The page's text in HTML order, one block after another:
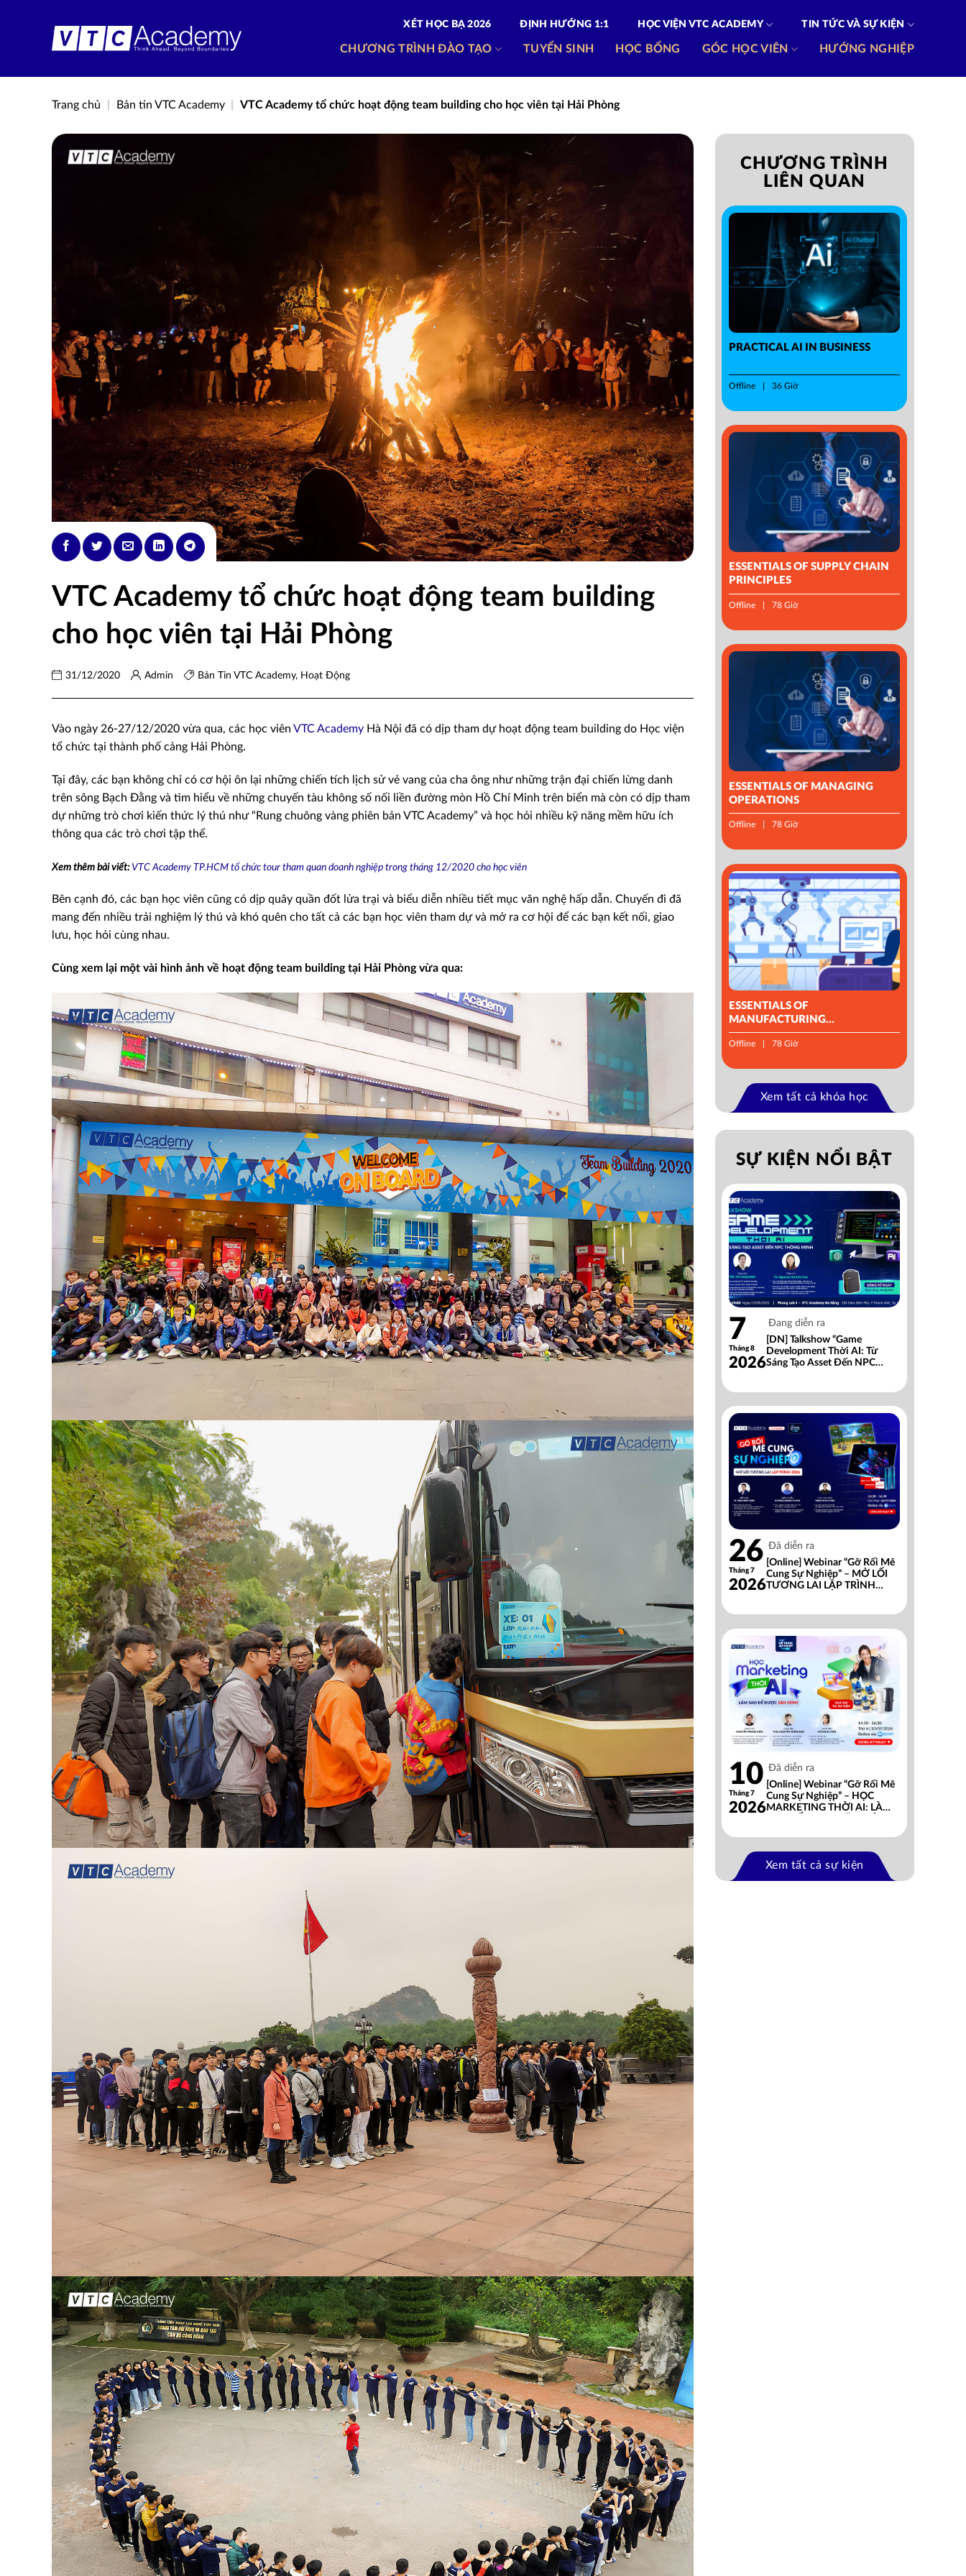
XÉT HỌC BẠ 2026 ĐỊNH HƯỚNG 1:1 HỌC VIỆN VTC ACADEMY TIN TỨC VÀ SỰ KIỆN
CHƯƠNG TRÌNH ĐÀO TẠO TUYỂN SINH HỌC BỔNG GÓC HỌC VIÊN HƯỚNG NGHIỆP
Trang chủ Bản tin VTC Academy VTC Academy tổ chức hoạt động team building cho học viên tại Hải Phòng
VTC Academy tổ chức hoạt động team building
cho học viên tại Hải Phòng
31/12/2020 Admin Bản Tin VTC Academy, Hoạt Động
Vào ngày 26-27/12/2020 vừa qua, các học viên VTC Academy Hà Nội đã có dịp tham dự hoạt động team building do Học viện
tổ chức tại thành phố cảng Hải Phòng.
Tại đây, các bạn không chỉ có cơ hội ôn lại những chiến tích lịch sử vẻ vang của cha ông như những trận đại chiến lừng danh
trên sông Bạch Đằng và tìm hiểu về những chuyến tàu không số nối liền đường mòn Hồ Chí Minh trên biển mà còn có dịp tham
dự những trò chơi kiến thức lý thú như “Rung chuông vàng phiên bản VTC Academy” và học hỏi nhiều kỹ năng mềm hữu ích
thông qua các trò chơi tập thể.
Xem thêm bài viết: VTC Academy TP.HCM tổ chức tour tham quan doanh nghiệp trong tháng 12/2020 cho học viên
Bên cạnh đó, các bạn học viên cũng có dịp quây quần đốt lửa trại và biểu diễn nhiều tiết mục văn nghệ hấp dẫn. Chuyến đi đã
mang đến nhiều trải nghiệm lý thú và khó quên cho tất cả các bạn học viên tham dự và mở ra cơ hội để các bạn kết nối, giao
lưu, học hỏi cùng nhau.
Cùng xem lại một vài hình ảnh về hoạt động team building tại Hải Phòng vừa qua:
CHƯƠNG TRÌNH
LIÊN QUAN
PRACTICAL AI IN BUSINESS
Offline 36 Giờ
ESSENTIALS OF SUPPLY CHAIN
PRINCIPLES
Offline 78 Giờ
ESSENTIALS OF MANAGING
OPERATIONS
Offline 78 Giờ
ESSENTIALS OF
MANUFACTURING
MANAGEMENT
Offline 78 Giờ
Xem tất cả khóa học
SỰ KIỆN NỔI BẬT
7
Tháng 8
2026
Đang diễn ra
[DN] Talkshow “Game
Development Thời AI: Từ
Sáng Tạo Asset Đến NPC
26
Tháng 7
2026
Đã diễn ra
[Online] Webinar “Gỡ Rối Mê
Cung Sự Nghiệp” – MỞ LỐI
TƯƠNG LAI LẬP TRÌNH
10
Tháng 7
2026
Đã diễn ra
[Online] Webinar “Gỡ Rối Mê
Cung Sự Nghiệp” – HỌC
MARKETING THỜI AI: LÀM
Xem tất cả sự kiện